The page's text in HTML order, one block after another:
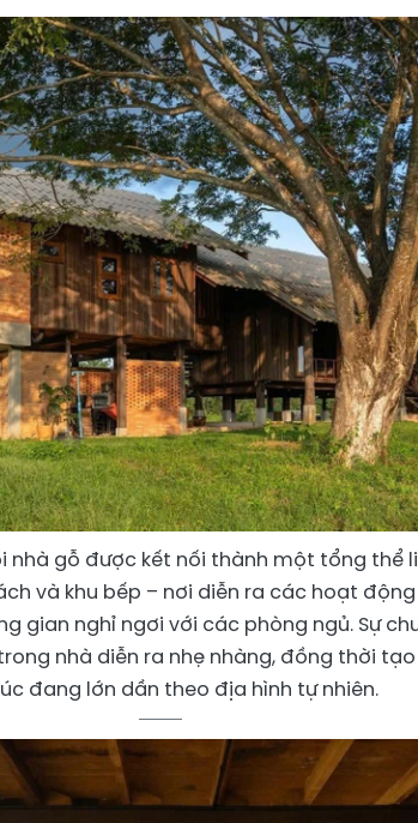
nhà gỗ được kết nối thành một tổng thể
và khu bếp – nơi diễn ra các hoạt
gian nghỉ ngơi với các phòng ngủ. Sự
nhà diễn ra nhẹ nhàng, đồng thời
đang lớn dần theo địa hình tự nhiên.